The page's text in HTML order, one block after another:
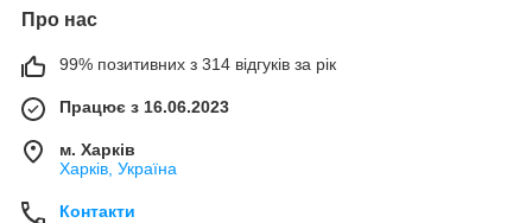
Про нас
99% позитивних з 314 відгуків за рік
Працює з 16.06.2023
м. Харків
Харків, Україна
Контакти